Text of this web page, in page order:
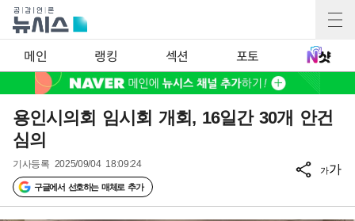
메인 랭킹 섹션 포토
용인시의회 임시회 개회, 16일간 30개 안건
심의
기사등록 2025/09/04 18:09:24
구글에서 선호하는 매체로 추가
가가